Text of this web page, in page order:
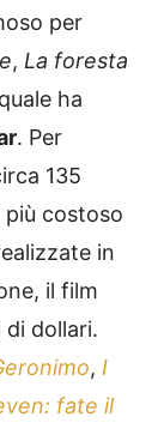
per
, La foresta
ha
. Per
135
più costoso
in
il film
di dollari.
, I
fate il